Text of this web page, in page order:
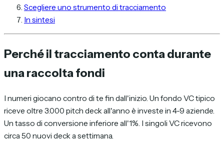
Scegliere uno strumento di tracciamento
In sintesi
Perché il tracciamento conta durante
una raccolta fondi
I numeri giocano contro di te fin dall'inizio. Un fondo VC tipico
riceve oltre 3.000 pitch deck all'anno è investe in 4-9 aziende.
Un tasso di conversione inferiore all'1%. I singoli VC ricevono
circa 50 nuovi deck a settimana.